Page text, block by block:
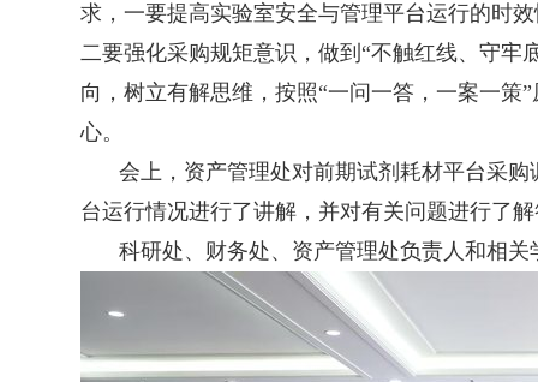
求，一要提高实验室安全与管理平台运行的时
二要强化采购规矩意识，做到 “不触红线、守牢
向，树立有解思维，按照“一问一答，一案一
心。
会上，资产管理处对前期试剂耗材平台采
台运行情况进行了讲解，并对有关问题进行了
科研处、财务处、资产管理处负责人和相